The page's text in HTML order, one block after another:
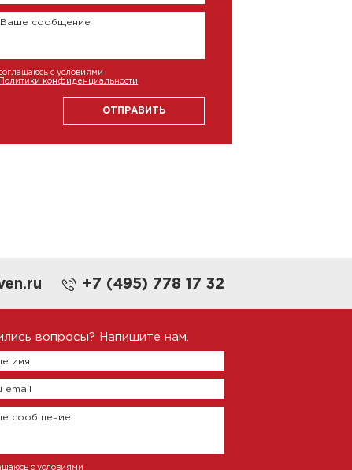
Ваше сообщение
с условиями
Политики конфиденциальности
ОТПРАВИТЬ
+7 (495) 778 17 32
вопросы? Напишите нам.
имя
email
сообщение
с условиями